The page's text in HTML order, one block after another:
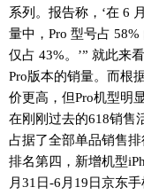
系列。报告称，‘在 6
量中，Pro 型号占
仅占 43%。’” 就此来
Pro版本的销量。而根
价更高，但Pro机型明
在刚刚过去的618销售
占据了全部单品销售
排名第四，新增机型
月31日-6月19日京东